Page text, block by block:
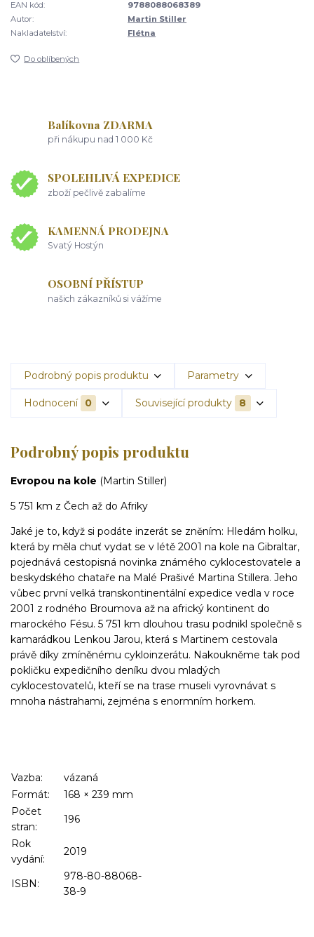
EAN kód:
9788088068389
Autor:
Martin Stiller
Nakladatelství:
Flétna
Do oblíbených
Balíkovna ZDARMA
při nákupu nad 1 000 Kč
SPOLEHLIVÁ EXPEDICE
zboží pečlivě zabalíme
KAMENNÁ PRODEJNA
Svatý Hostýn
OSOBNÍ PŘÍSTUP
našich zákazníků si vážíme
Podrobný popis produktu Parametry
Hodnocení 0 Související produkty 8
Podrobný popis produktu
Evropou na kole (Martin Stiller)
5 751 km z Čech až do Afriky
Jaké je to, když si podáte inzerát se zněním: Hledám holku,
která by měla chuť vydat se v létě 2001 na kole na Gibraltar,
pojednává cestopisná novinka známého cyklocestovatele a
beskydského chataře na Malé Prašivé Martina Stillera. Jeho
vůbec první velká transkontinentální expedice vedla v roce
2001 z rodného Broumova až na africký kontinent do
marockého Fésu. 5 751 km dlouhou trasu podnikl společně s
kamarádkou Lenkou Jarou, která s Martinem cestovala
právě díky zmíněnému cykloinzerátu. Nakoukněme tak pod
pokličku expedičního deníku dvou mladých
cyklocestovatelů, kteří se na trase museli vyrovnávat s
mnoha nástrahami, zejména s enormním horkem.
Vazba:
vázaná
Formát:
168 × 239 mm
Počet
stran:
196
Rok
vydání:
2019
ISBN:
978-80-88068-
38-9